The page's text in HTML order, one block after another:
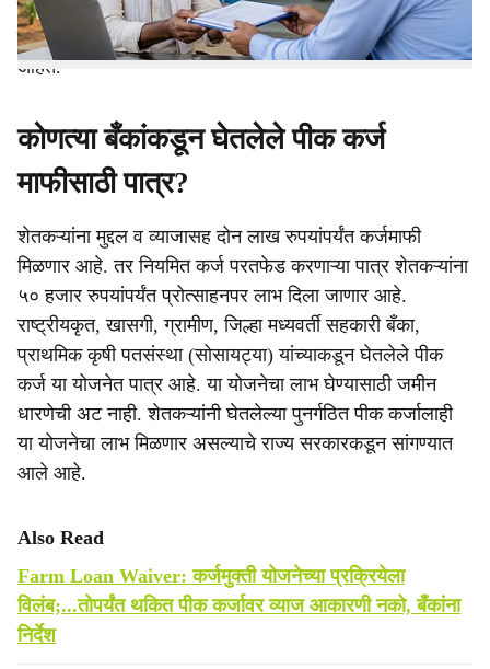
दत्तात्रय भरणे यांनी विधानसभेत सांगितले होते. पण आता प्रत्यक्षात
याचा लाभ मिळण्यास विलंब होणार असल्याचे संकेत त्यांनी दिले
आहेत.
कोणत्या बँकांकडून घेतलेले पीक कर्ज
माफीसाठी पात्र?
शेतकऱ्यांना मुद्दल व व्याजासह दोन लाख रुपयांपर्यंत कर्जमाफी
मिळणार आहे. तर नियमित कर्ज परतफेड करणाऱ्या पात्र शेतकऱ्यांना
५० हजार रुपयांपर्यंत प्रोत्साहनपर लाभ दिला जाणार आहे.
राष्ट्रीयकृत, खासगी, ग्रामीण, जिल्हा मध्यवर्ती सहकारी बँका,
प्राथमिक कृषी पतसंस्था (सोसायट्या) यांच्याकडून घेतलेले पीक
कर्ज या योजनेत पात्र आहे. या योजनेचा लाभ घेण्यासाठी जमीन
धारणेची अट नाही. शेतकऱ्यांनी घेतलेल्या पुनर्गठित पीक कर्जालाही
या योजनेचा लाभ मिळणार असल्याचे राज्य सरकारकडून सांगण्यात
आले आहे.
Also Read
Farm Loan Waiver: कर्जमुक्ती योजनेच्या प्रक्रियेला
विलंब;...तोपर्यंत थकित पीक कर्जावर व्याज आकारणी नको, बँकांना
निर्देश